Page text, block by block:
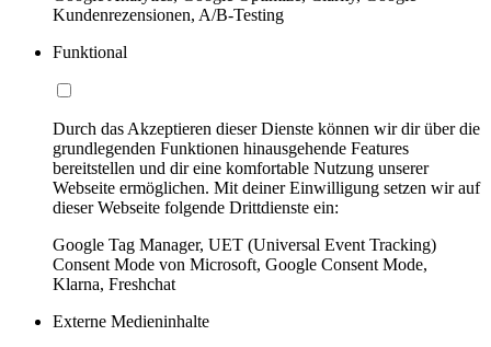
Kundenrezensionen, A/B-Testing
Funktional
Durch das Akzeptieren dieser Dienste können wir dir über die
grundlegenden Funktionen hinausgehende Features
bereitstellen und dir eine komfortable Nutzung unserer
Webseite ermöglichen. Mit deiner Einwilligung setzen wir auf
dieser Webseite folgende Drittdienste ein:
Google Tag Manager, UET (Universal Event Tracking)
Consent Mode von Microsoft, Google Consent Mode,
Klarna, Freshchat
Externe Medieninhalte